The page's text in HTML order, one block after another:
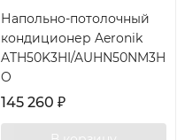
Напольно-потолочный
кондиционер Aeronik
ATH50K3HI/AUHN50NM3H
O
145 260 ₽